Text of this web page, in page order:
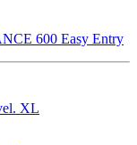
600 Easy Entry